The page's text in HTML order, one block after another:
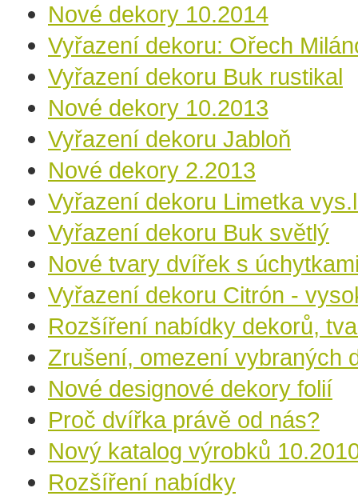
Nové dekory 10.2014
Vyřazení dekoru: Ořech
Vyřazení dekoru Buk rustikal
Nové dekory 10.2013
Vyřazení dekoru Jabloň
Nové dekory 2.2013
Vyřazení dekoru Limetka
Vyřazení dekoru Buk světlý
Nové tvary dvířek s
Vyřazení dekoru Citrón -
Rozšíření nabídky dekorů,
Zrušení, omezení vybraných
Nové designové dekory folií
Proč dvířka právě od nás?
Nový katalog výrobků
Rozšíření nabídky